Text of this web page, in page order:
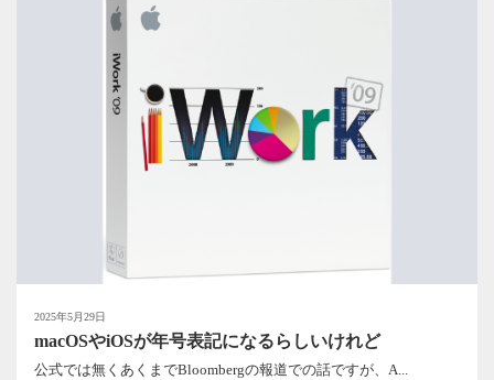
2025年5月29日
macOSやiOSが年号表記になるらしいけれど
公式では無くあくまでBloombergの報道での話ですが、A...